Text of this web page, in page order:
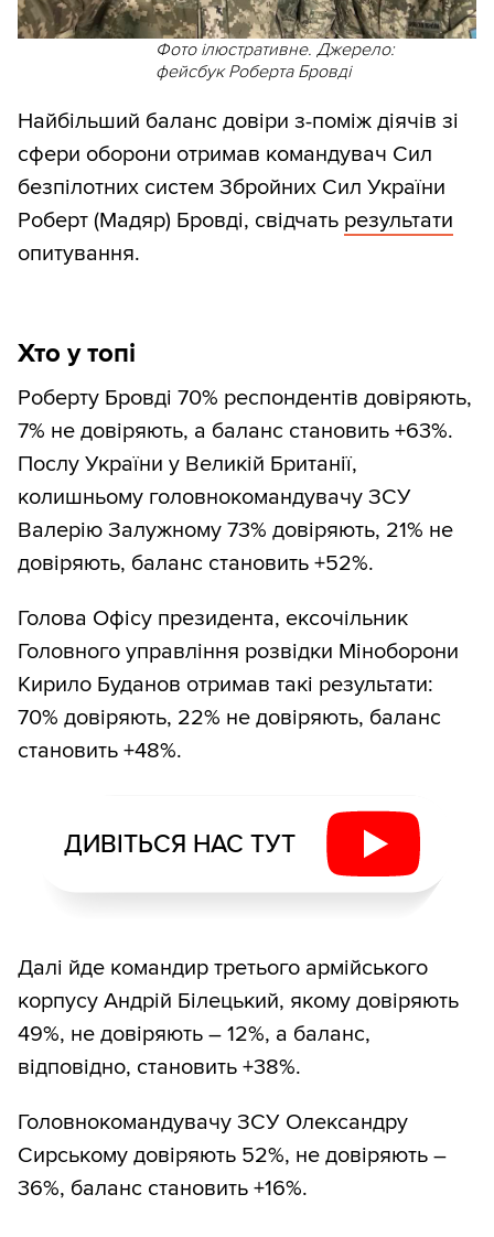
Фото ілюстративне. Джерело:
фейсбук Роберта Бровді
Найбільший баланс довіри з-поміж діячів зі
сфери оборони отримав командувач Сил
безпілотних систем Збройних Сил України
Роберт (Мадяр) Бровді, свідчать результати
опитування.
Хто у топі
Роберту Бровді 70% респондентів довіряють,
7% не довіряють, а баланс становить +63%.
Послу України у Великій Британії,
колишньому головнокомандувачу ЗСУ
Валерію Залужному 73% довіряють, 21% не
довіряють, баланс становить +52%.
Голова Офісу президента, ексочільник
Головного управління розвідки Міноборони
Кирило Буданов отримав такі результати:
70% довіряють, 22% не довіряють, баланс
становить +48%.
ДИВІТЬСЯ НАС ТУТ
Далі йде командир третього армійського
корпусу Андрій Білецький, якому довіряють
49%, не довіряють – 12%, а баланс,
відповідно, становить +38%.
Головнокомандувачу ЗСУ Олександру
Сирському довіряють 52%, не довіряють –
36%, баланс становить +16%.